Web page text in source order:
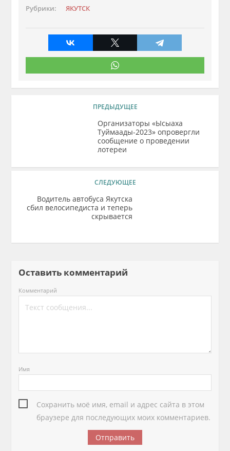
Рубрики: ЯКУТСК
ПРЕДЫДУЩЕЕ
Организаторы «Ысыаха
Туймаады-2023» опровергли
сообщение о проведении
лотереи
СЛЕДУЮЩЕЕ
Водитель автобуса Якутска
сбил велосипедиста и теперь
скрывается
Оставить комментарий
Комментарий
Имя
Сохранить моё имя, email и адрес сайта в этом
браузере для последующих моих комментариев.